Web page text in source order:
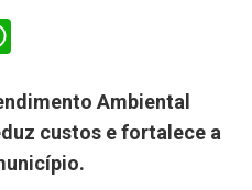
Ambiental
custos e fortalece a